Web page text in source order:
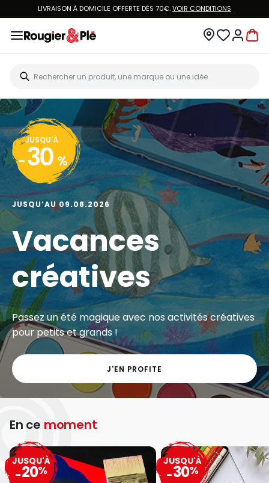
LIVRAISON À DOMICILE OFFERTE DÈS 70€.VOIR CONDITIONS
JUSQU'À
- 30 %
JUSQU’AU 09.08.2026
Vacances
créatives
Passez un été magique avec nos activités créatives
pour petits et grands !
J'EN PROFITE
En ce moment
JUSQU'À
-20%
JUSQU'À
-30%